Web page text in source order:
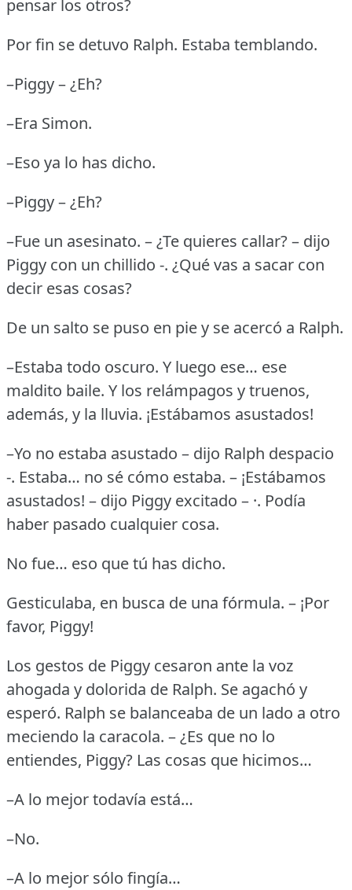
pensar los otros?
Por fin se detuvo Ralph. Estaba temblando.
–Piggy – ¿Eh?
–Era Simon.
–Eso ya lo has dicho.
–Piggy – ¿Eh?
–Fue un asesinato. – ¿Te quieres callar?– dijo
Piggy con un chillido -. ¿Qué vas a sacar con
decir esas cosas?
De un salto se puso en pie y se acercó a Ralph.
–Estaba todo oscuro. Y luego ese… ese
maldito baile. Y los relámpagos y truenos,
además, y la lluvia. ¡Estábamos asustados!
–Yo no estaba asustado – dijo Ralph despacio
-. Estaba… no sé cómo estaba. – ¡Estábamos
asustados! – dijo Piggy excitado – ·. Podía
haber pasado cualquier cosa.
No fue… eso que tú has dicho.
Gesticulaba, en busca de una fórmula. – ¡Por
favor, Piggy!
Los gestos de Piggy cesaron ante la voz
ahogada y dolorida de Ralph. Se agachó y
esperó. Ralph se balanceaba de un lado a otro
meciendo la caracola. – ¿Es que no lo
entiendes, Piggy? Las cosas que hicimos…
–A lo mejor todavía está…
–No.
–A lo mejor sólo fingía…